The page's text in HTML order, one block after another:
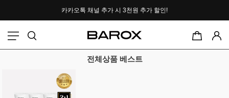
카카오톡 채널 추가 시 3천원 추가 할인!
포토후기 작성 시 2000P 적립
전체상품 베스트